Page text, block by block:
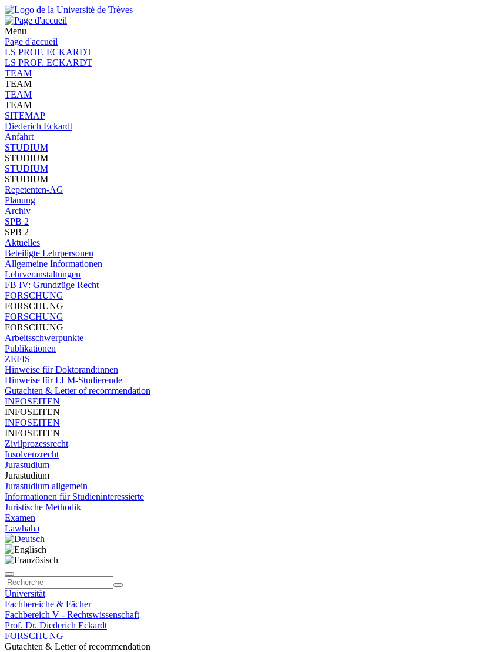
Menu
Page d'accueil
LS PROF. ECKARDT
LS PROF. ECKARDT
TEAM
TEAM
TEAM
TEAM
SITEMAP
Diederich Eckardt
Anfahrt
STUDIUM
STUDIUM
STUDIUM
STUDIUM
Repetenten-AG
Planung
Archiv
SPB 2
SPB 2
Aktuelles
Beteiligte Lehrpersonen
Allgemeine Informationen
Lehrveranstaltungen
FB IV: Grundzüge Recht
FORSCHUNG
FORSCHUNG
FORSCHUNG
FORSCHUNG
Arbeitsschwerpunkte
Publikationen
ZEFIS
Hinweise für Doktorand:innen
Hinweise für LLM-Studierende
Gutachten & Letter of recommendation
INFOSEITEN
INFOSEITEN
INFOSEITEN
INFOSEITEN
Zivilprozessrecht
Insolvenzrecht
Jurastudium
Jurastudium
Jurastudium allgemein
Informationen für Studieninteressierte
Juristische Methodik
Examen
Lawhaha
Universität
Fachbereiche & Fächer
Fachbereich V - Rechtswissenschaft
Prof. Dr. Diederich Eckardt
FORSCHUNG
Gutachten & Letter of recommendation